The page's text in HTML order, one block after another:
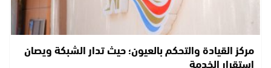
مركز القيادة والتحكم بالعيون؛ حيث تدار الشبكة ويصان
استقرار الخدمة